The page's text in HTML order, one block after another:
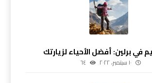
في برلين: أفضل الأحياء لزيارتك
١٠ سبتمبر، ٢٠٢٢ ٦٤